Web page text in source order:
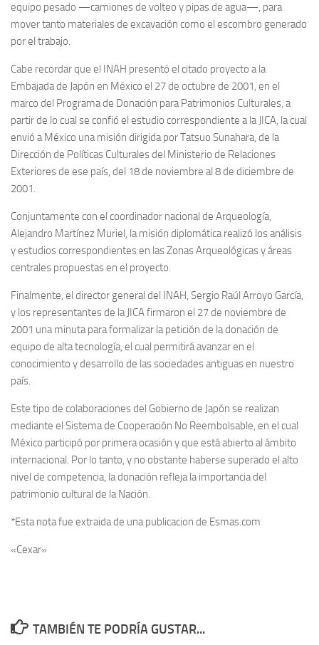
equipo pesado —camiones de volteo y pipas de agua—, para
mover tanto materiales de excavación como el escombro generado
por el trabajo.
Cabe recordar que el INAH presentó el citado proyecto a la
Embajada de Japón en México el 27 de octubre de 2001, en el
marco del Programa de Donación para Patrimonios Culturales, a
partir de lo cual se confió el estudio correspondiente a la JICA, la cual
envió a México una misión dirigida por Tatsuo Sunahara, de la
Dirección de Políticas Culturales del Ministerio de Relaciones
Exteriores de ese país, del 18 de noviembre al 8 de diciembre de
2001.
Conjuntamente con el coordinador nacional de Arqueología,
Alejandro Martínez Muriel, la misión diplomática realizó los análisis
y estudios correspondientes en las Zonas Arqueológicas y áreas
centrales propuestas en el proyecto.
Finalmente, el director general del INAH, Sergio Raúl Arroyo García,
y los representantes de la JICA firmaron el 27 de noviembre de
2001 una minuta para formalizar la petición de la donación de
equipo de alta tecnología, el cual permitirá avanzar en el
conocimiento y desarrollo de las sociedades antiguas en nuestro
país.
Este tipo de colaboraciones del Gobierno de Japón se realizan
mediante el Sistema de Cooperación No Reembolsable, en el cual
México participó por primera ocasión y que está abierto al ámbito
internacional. Por lo tanto, y no obstante haberse superado el alto
nivel de competencia, la donación refleja la importancia del
patrimonio cultural de la Nación.
*Esta nota fue extraida de una publicacion de Esmas.com
«Cexar»
TAMBIÉN TE PODRÍA GUSTAR...